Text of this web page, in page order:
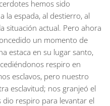
hemos sido
la espada, al destierro, al
situación actual. Pero ahora
un momento de
estaca en su lugar santo,
respiro en
esclavos, pero nuestro
esclavitud; nos granjeó el
dio respiro para levantar el